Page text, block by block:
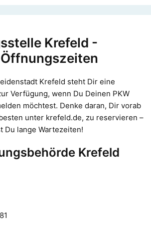
Krefeld -
Krefeld steht Dir eine
Verfügung, wenn Du Deinen PKW
möchtest. Denke daran, Dir vorab
unter krefeld.de, zu reservieren –
Du lange Wartezeiten!
Krefeld